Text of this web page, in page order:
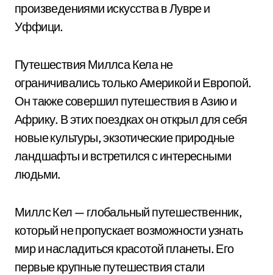
произведениями искусства в Лувре и
Уффици.
Путешествия Миллса Кела не
ограничивались только Америкой и Европой.
Он также совершил путешествия в Азию и
Африку. В этих поездках он открыл для себя
новые культуры, экзотические природные
ландшафты и встретился с интересными
людьми.
Миллс Кел — глобальный путешественник,
который не пропускает возможности узнать
мир и насладиться красотой планеты. Его
первые крупные путешествия стали